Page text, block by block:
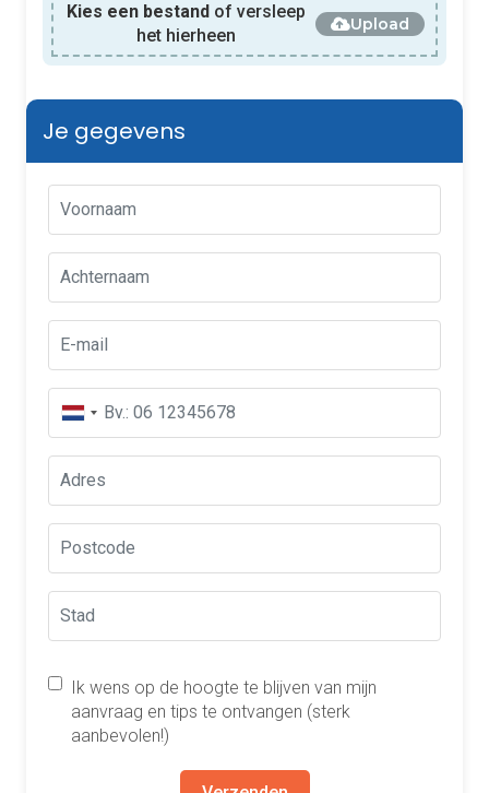
Kies een bestand of versleep
het hierheen
Upload
Je gegevens
Ik wens op de hoogte te blijven van mijn
aanvraag en tips te ontvangen (sterk
aanbevolen!)